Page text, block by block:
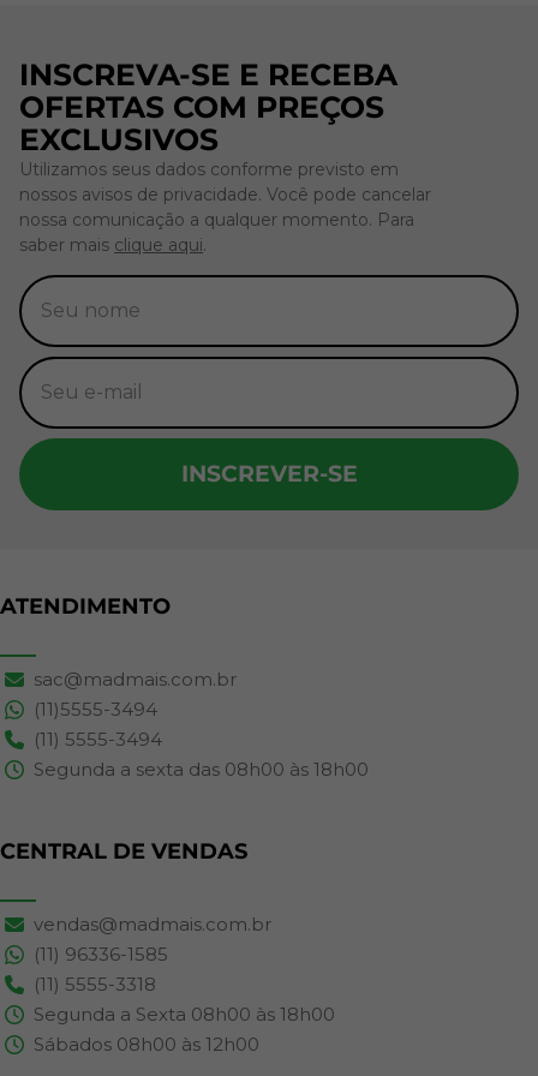
INSCREVA-SE E RECEBA
OFERTAS COM PREÇOS
EXCLUSIVOS
Utilizamos seus dados conforme previsto em
nossos avisos de privacidade. Você pode cancelar
nossa comunicação a qualquer momento. Para
saber mais clique aqui.
INSCREVER-SE
ATENDIMENTO
sac@madmais.com.br
(11)5555-3494
(11) 5555-3494
Segunda a sexta das 08h00 às 18h00
CENTRAL DE VENDAS
vendas@madmais.com.br
(11) 96336-1585
(11) 5555-3318
Segunda a Sexta 08h00 às 18h00
Sábados 08h00 às 12h00